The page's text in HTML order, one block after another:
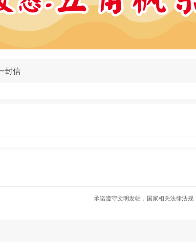
封信
承诺遵守文明发帖，国家相关法律法规